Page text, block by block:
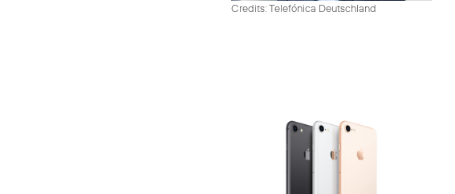
Credits: Telefónica Deutschland